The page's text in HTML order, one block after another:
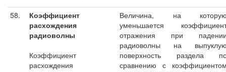
58.
Коэффициент
расхождения
радиоволны
Коэффициент
расхождения
Величина, на
уменьшается
отражения при
радиоволны на
поверхность раздела
сравнению с